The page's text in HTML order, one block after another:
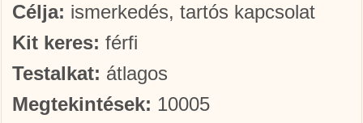
Célja: ismerkedés, tartós kapcsolat
Kit keres: férfi
Testalkat: átlagos
Megtekintések: 10005